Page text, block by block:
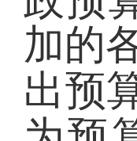
加的
出预